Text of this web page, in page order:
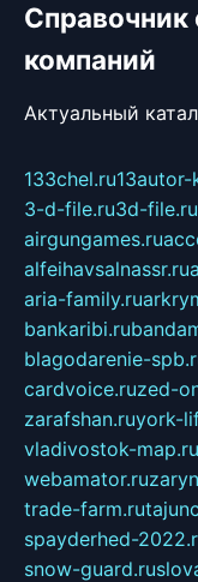
Справочник
компаний
Актуальный
133chel.ru
3-d-file.ru3d-file.ru
airgungames.ru
alfeihavsalnassr.ru
aria-family.ru
bankaribi.ru
blagodarenie-
cardvoice.ruzed-
zarafshan.ruyork-
vladivostok-map.ru
webamator.ru
trade-farm.ru
spayderhed-
snow-guard.ru